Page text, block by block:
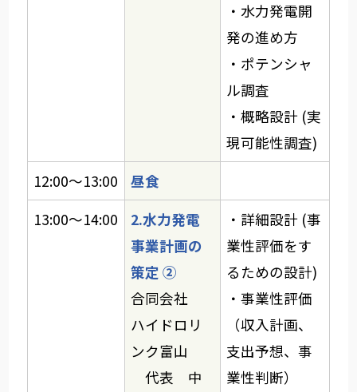
・水力発電開
発の進め方
・ポテンシャ
ル調査
・概略設計 (実
現可能性調査)
12:00～13:00
昼食
13:00～14:00
2.水力発電
事業計画の
策定 ②
合同会社
ハイドロリ
ンク富山
代表 中
・詳細設計 (事
業性評価をす
るための設計)
・事業性評価
（収入計画、
支出予想、事
業性判断）